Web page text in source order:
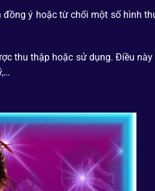
ý hoặc từ chối một số hình
thu thập hoặc sử dụng. Điều